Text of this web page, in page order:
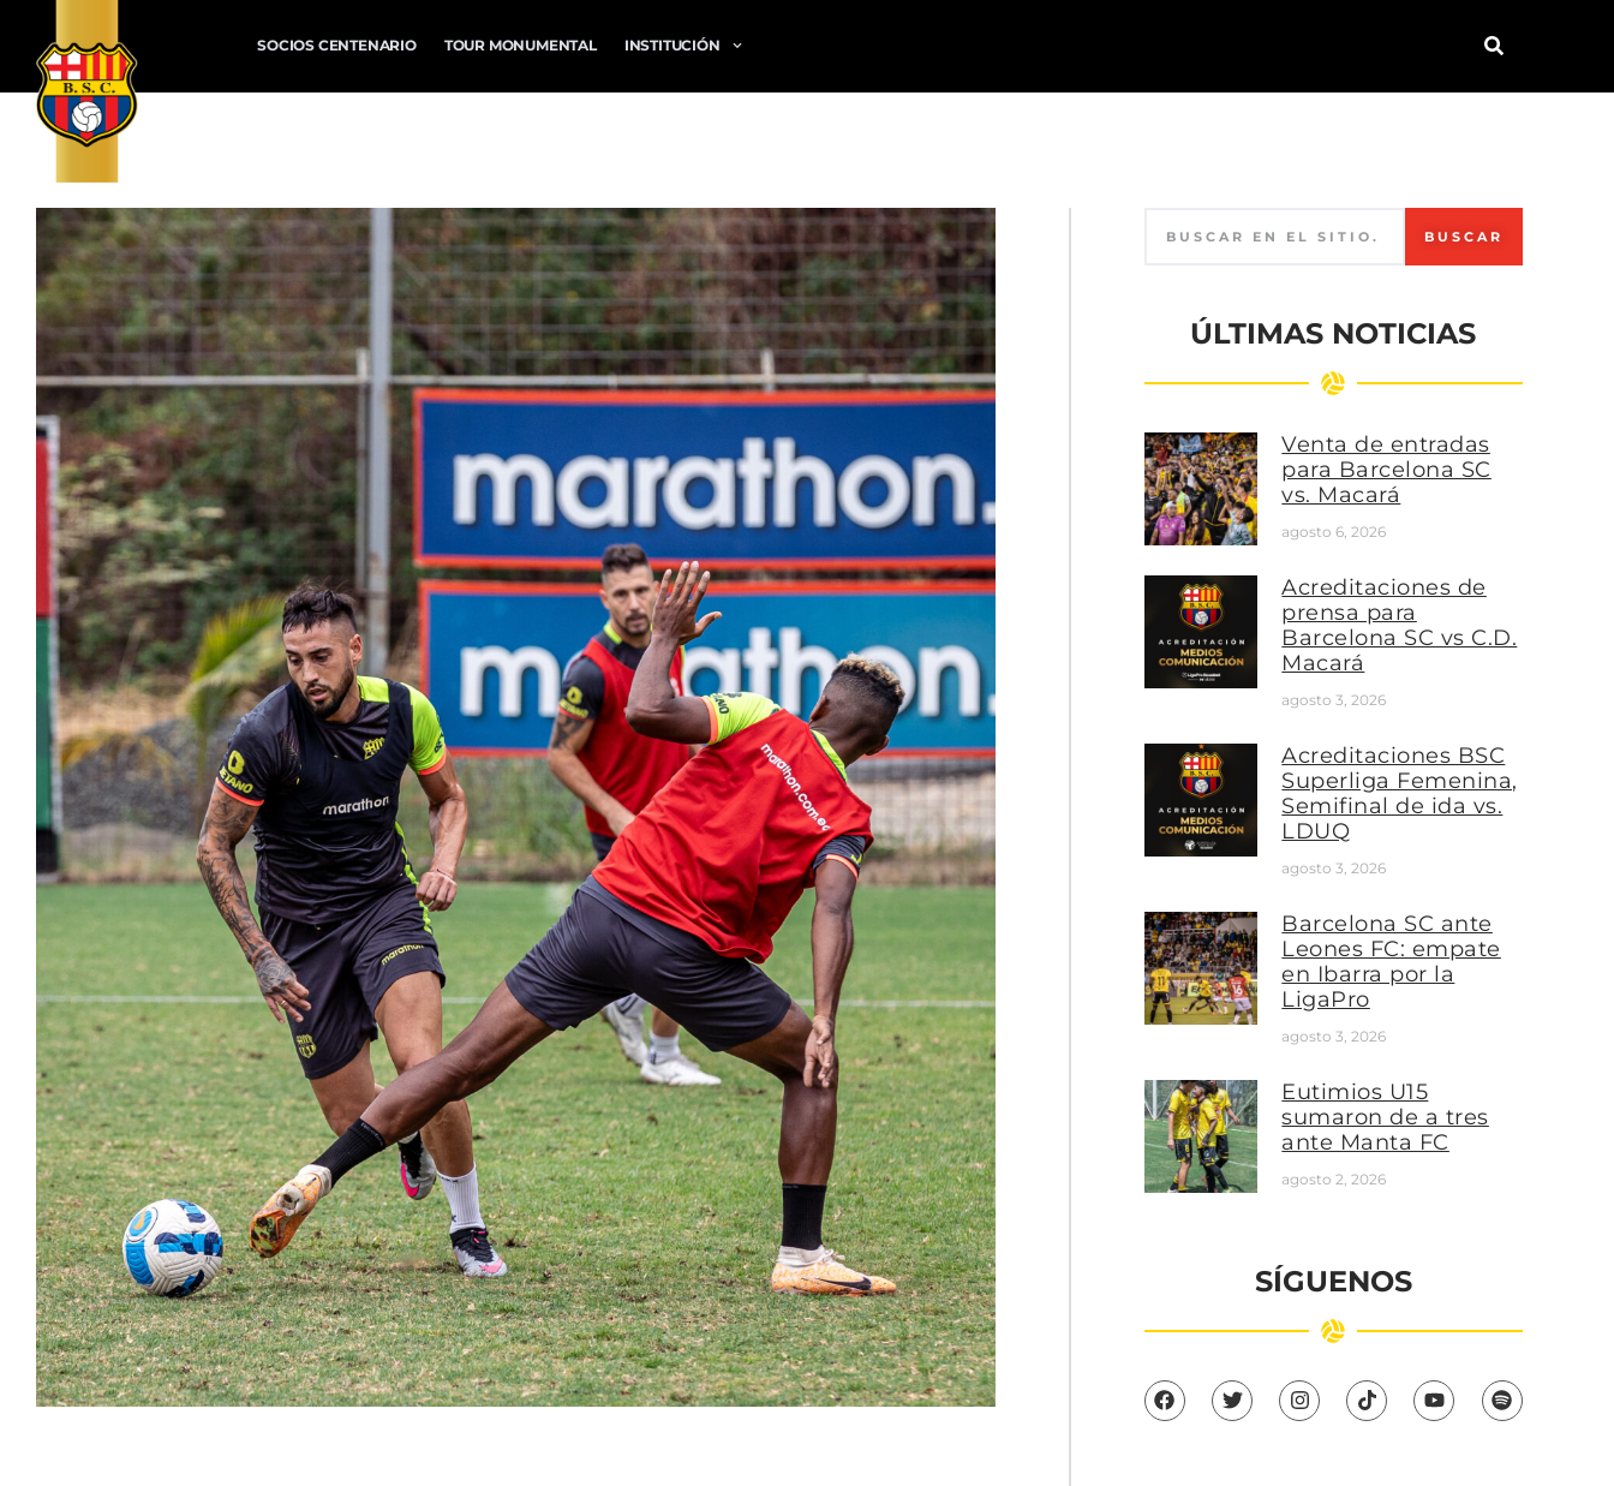
SOCIOS CENTENARIO TOUR MONUMENTAL INSTITUCIÓN
BUSCAR
ÚLTIMAS NOTICIAS
Venta de entradas
para Barcelona SC
vs. Macará
agosto 6, 2026
Acreditaciones de
prensa para
Barcelona SC vs C.D.
Macará
agosto 3, 2026
Acreditaciones BSC
Superliga Femenina,
Semifinal de ida vs.
LDUQ
agosto 3, 2026
Barcelona SC ante
Leones FC: empate
en Ibarra por la
LigaPro
agosto 3, 2026
Eutimios U15
sumaron de a tres
ante Manta FC
agosto 2, 2026
SÍGUENOS